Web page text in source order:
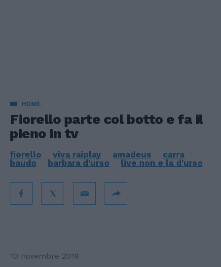
HOME
Fiorello parte col botto e fa il
pieno in tv
fiorello viva raiplay amadeus
carra
baudo
barbara d'urso live non e la d'urso
10 novembre 2019